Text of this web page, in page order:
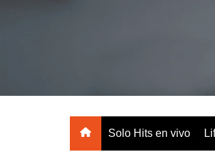
Solo Hits en vivo